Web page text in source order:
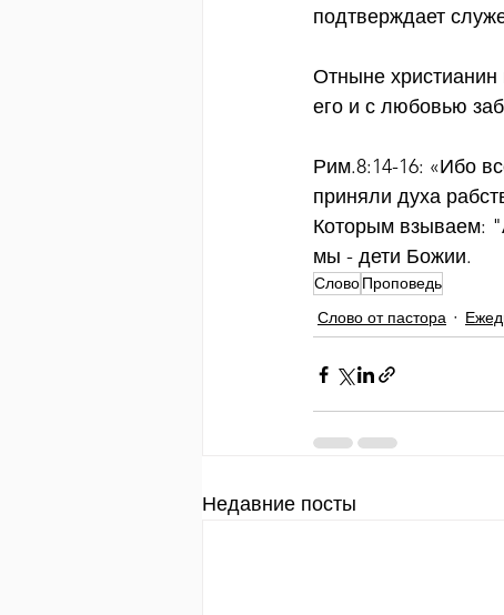
подтверждает
Отныне христианин
его и с любовью
Рим.8:14-16: «Ибо
приняли духа
Которым взываем:
мы - дети Божии.
СловоПроповедь
Слово от пастора
Недавние посты